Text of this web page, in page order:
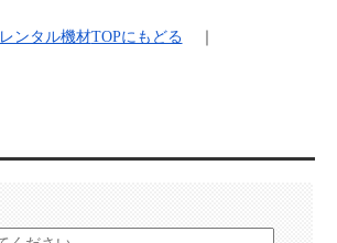
レンタル機材TOPにもどる